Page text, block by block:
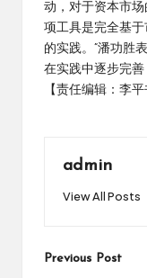
动，对于资本市场
项工具是完全基
的实践。”潘功胜
在实践中逐步完善
【责任编辑：李平
admin
View All Posts
Post
Previous Post